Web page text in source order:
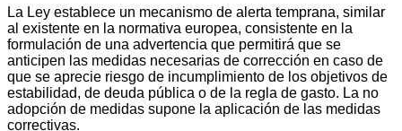
La Ley establece un mecanismo de alerta temprana, similar
al existente en la normativa europea, consistente en la
formulación de una advertencia que permitirá que se
anticipen las medidas necesarias de corrección en caso de
que se aprecie riesgo de incumplimiento de los objetivos de
estabilidad, de deuda pública o de la regla de gasto. La no
adopción de medidas supone la aplicación de las medidas
correctivas.